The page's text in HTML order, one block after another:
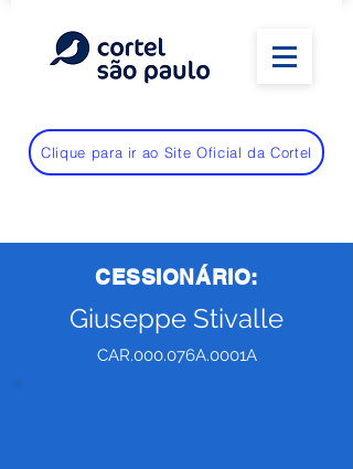
Clique para ir ao Site Oficial da Cortel
CESSIONÁRIO:
Giuseppe Stivalle
CAR.000.076A.0001A